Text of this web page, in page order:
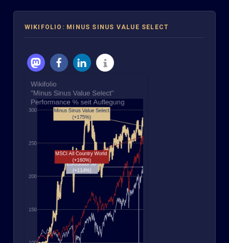
WIKIFOLIO: MINUS SINUS VALUE SELECT